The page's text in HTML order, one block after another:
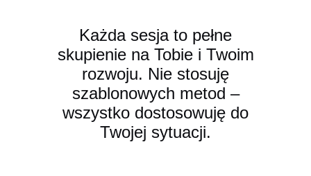
Każda sesja to pełne
skupienie na Tobie i Twoim
rozwoju. Nie stosuję
szablonowych metod –
wszystko dostosowuję do
Twojej sytuacji.